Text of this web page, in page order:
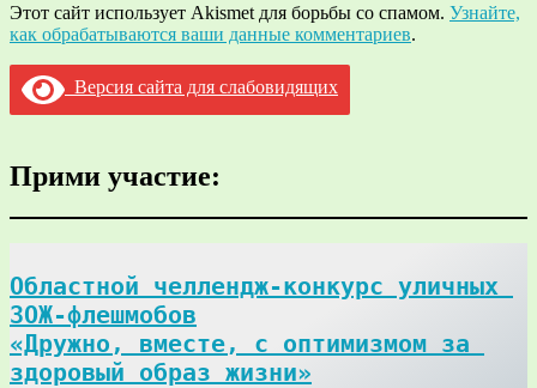
Этот сайт использует Akismet для борьбы со спамом. Узнайте,
как обрабатываются ваши данные комментариев.
Версия сайта для слабовидящих
Прими участие:
Областной челлендж-конкурс уличных
ЗОЖ-флешмобов
«Дружно, вместе, с оптимизмом за
здоровый образ жизни»